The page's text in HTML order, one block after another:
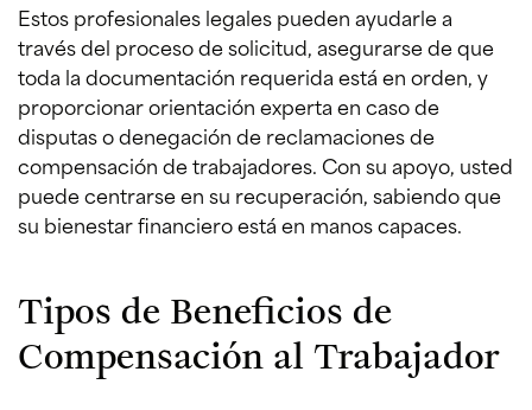
Estos profesionales legales pueden ayudarle a
través del proceso de solicitud, asegurarse de que
toda la documentación requerida está en orden, y
proporcionar orientación experta en caso de
disputas o denegación de reclamaciones de
compensación de trabajadores. Con su apoyo, usted
puede centrarse en su recuperación, sabiendo que
su bienestar financiero está en manos capaces.
Tipos de Beneficios de
Compensación al Trabajador